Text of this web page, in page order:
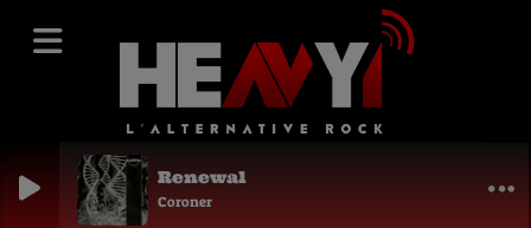
Renewal
Coroner